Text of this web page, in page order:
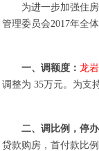
为进一步加强住
管理委员会2017年全
一、调额度： 龙
调整为 35万元。为支
二、调比例，停
贷款购房，首付款比